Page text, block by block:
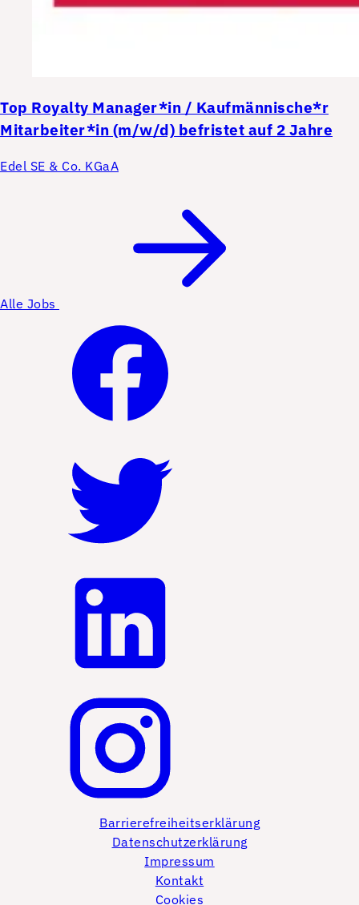
Top Royalty Manager*in / Kaufmännische*r
Mitarbeiter*in (m/w/d) befristet auf 2 Jahre
Edel SE & Co. KGaA
Alle Jobs
Barrierefreiheitserklärung
Datenschutzerklärung
Impressum
Kontakt
Cookies